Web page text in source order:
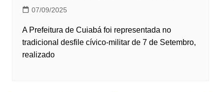
07/09/2025
A Prefeitura de Cuiabá foi representada no
tradicional desfile cívico-militar de 7 de Setembro,
realizado